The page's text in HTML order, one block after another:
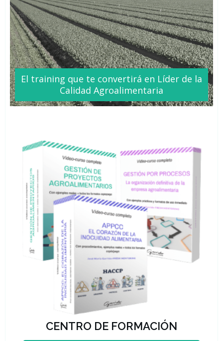
El training que te convertirá en Líder de la
Calidad Agroalimentaria
CENTRO DE FORMACIÓN